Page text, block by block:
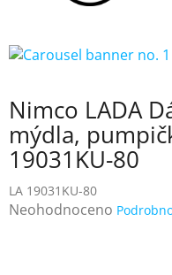
Nimco LADA
mýdla,
19031KU-80
LA 19031KU-80
Průměrné
Neohodnoceno